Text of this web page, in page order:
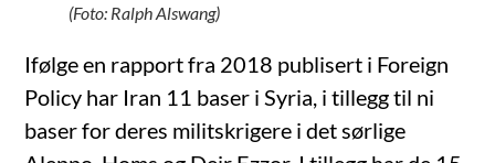
(Foto: Ralph Alswang)
Ifølge en rapport fra 2018 publisert i Foreign
Policy har Iran 11 baser i Syria, i tillegg til ni
baser for deres militskrigere i det sørlige